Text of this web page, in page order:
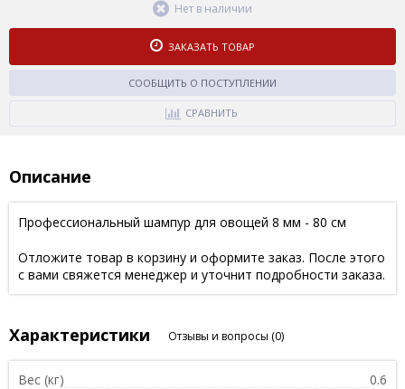
Нет в наличии
ЗАКАЗАТЬ ТОВАР
СООБЩИТЬ О ПОСТУПЛЕНИИ
СРАВНИТЬ
Описание
Профессиональный шампур для овощей 8 мм - 80 см
Отложите товар в корзину и оформите заказ. После этого
с вами свяжется менеджер и уточнит подробности заказа.
Характеристики Отзывы и вопросы (0)
Вес (кг)
0.6